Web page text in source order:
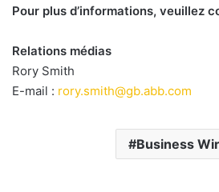
Pour plus d’informations, veuillez
Relations médias
Rory Smith
E-mail : rory.smith@gb.abb.com
Business